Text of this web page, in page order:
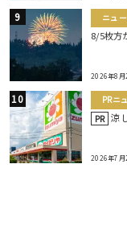
ニュ
8/5枚方
2026年8月
PRニ
PR 涼
2026年7月